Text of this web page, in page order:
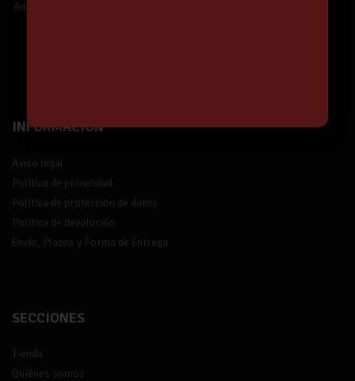
Además,
INFORMACIÓN
Aviso legal
Política de privacidad
Política de protección de datos
Política de devolución
Envío, Plazos y Forma de Entrega
SECCIONES
Tienda
Quiénes somos